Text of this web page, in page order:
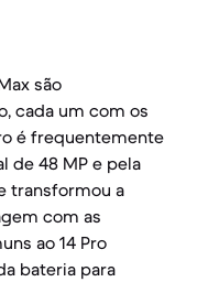
são
cada um com os
é frequentemente
de 48 MP e pela
transformou a
com as
ao 14 Pro
bateria para